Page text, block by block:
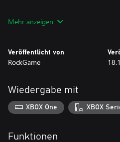
Nimm die Herausforderung
Equipment für Einbrüche und
Dealer. Mache alles, was ein
echter Dieb so macht!
Mehr anzeigen
Veröffentlicht von
RockGame
Wiedergabe mit
XBOX One XBOX
Funktionen